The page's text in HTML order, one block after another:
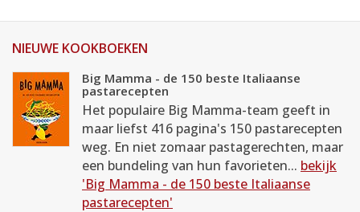
NIEUWE KOOKBOEKEN
Big Mamma - de 150 beste Italiaanse
pastarecepten
Het populaire Big Mamma-team geeft in
maar liefst 416 pagina's 150 pastarecepten
weg. En niet zomaar pastagerechten, maar
een bundeling van hun favorieten... bekijk
'Big Mamma - de 150 beste Italiaanse
pastarecepten'